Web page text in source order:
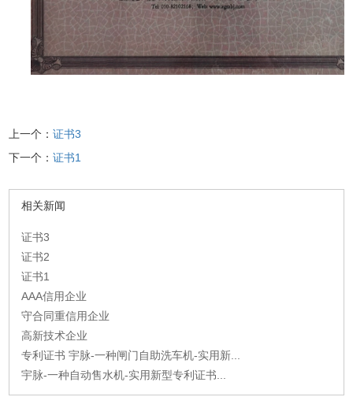
上一个：证书3
下一个：证书1
相关新闻
证书3
证书2
证书1
AAA信用企业
守合同重信用企业
高新技术企业
专利证书 宇脉-一种闸门自助洗车机-实用新...
宇脉-一种自动售水机-实用新型专利证书...